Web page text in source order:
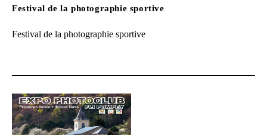
Festival de la photographie sportive
Festival de la photographie sportive